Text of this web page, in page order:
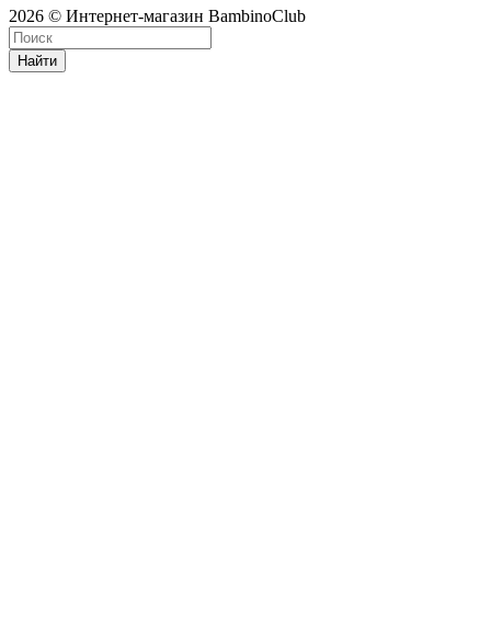
2026 © Интернет-магазин BambinoClub
Найти